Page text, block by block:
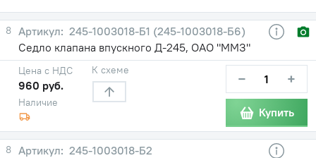
8
245-1003018-Б1 (245-1003018-Б6)
Седло клапана впускного Д-245, ОАО "ММЗ"
Наличие
Цена с НДС
960 руб.
К схеме − +
Купить
8
245-1003018-Б2